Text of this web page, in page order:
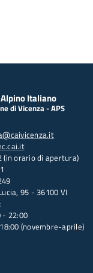
Italiano
di Vicenza - APS
(in orario di apertura)
95 - 36100 VI
- 22:00
(novembre-aprile)